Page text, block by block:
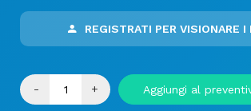
REGISTRATI PER VISIONARE I
- + Aggiungi al